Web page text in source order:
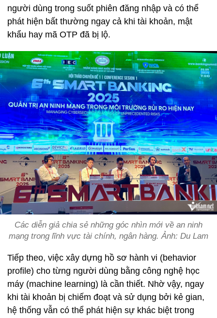
người dùng trong suốt phiên đăng nhập và có thể
phát hiện bất thường ngay cả khi tài khoản, mật
khẩu hay mã OTP đã bị lộ.
Các diễn giả chia sẻ những góc nhìn mới về an ninh
mạng trong lĩnh vực tài chính, ngân hàng. Ảnh: Du Lam
Tiếp theo, việc xây dựng hồ sơ hành vi (behavior
profile) cho từng người dùng bằng công nghệ học
máy (machine learning) là cần thiết. Nhờ vậy, ngay
khi tài khoản bị chiếm đoạt và sử dụng bởi kẻ gian,
hệ thống vẫn có thể phát hiện sự khác biệt trong